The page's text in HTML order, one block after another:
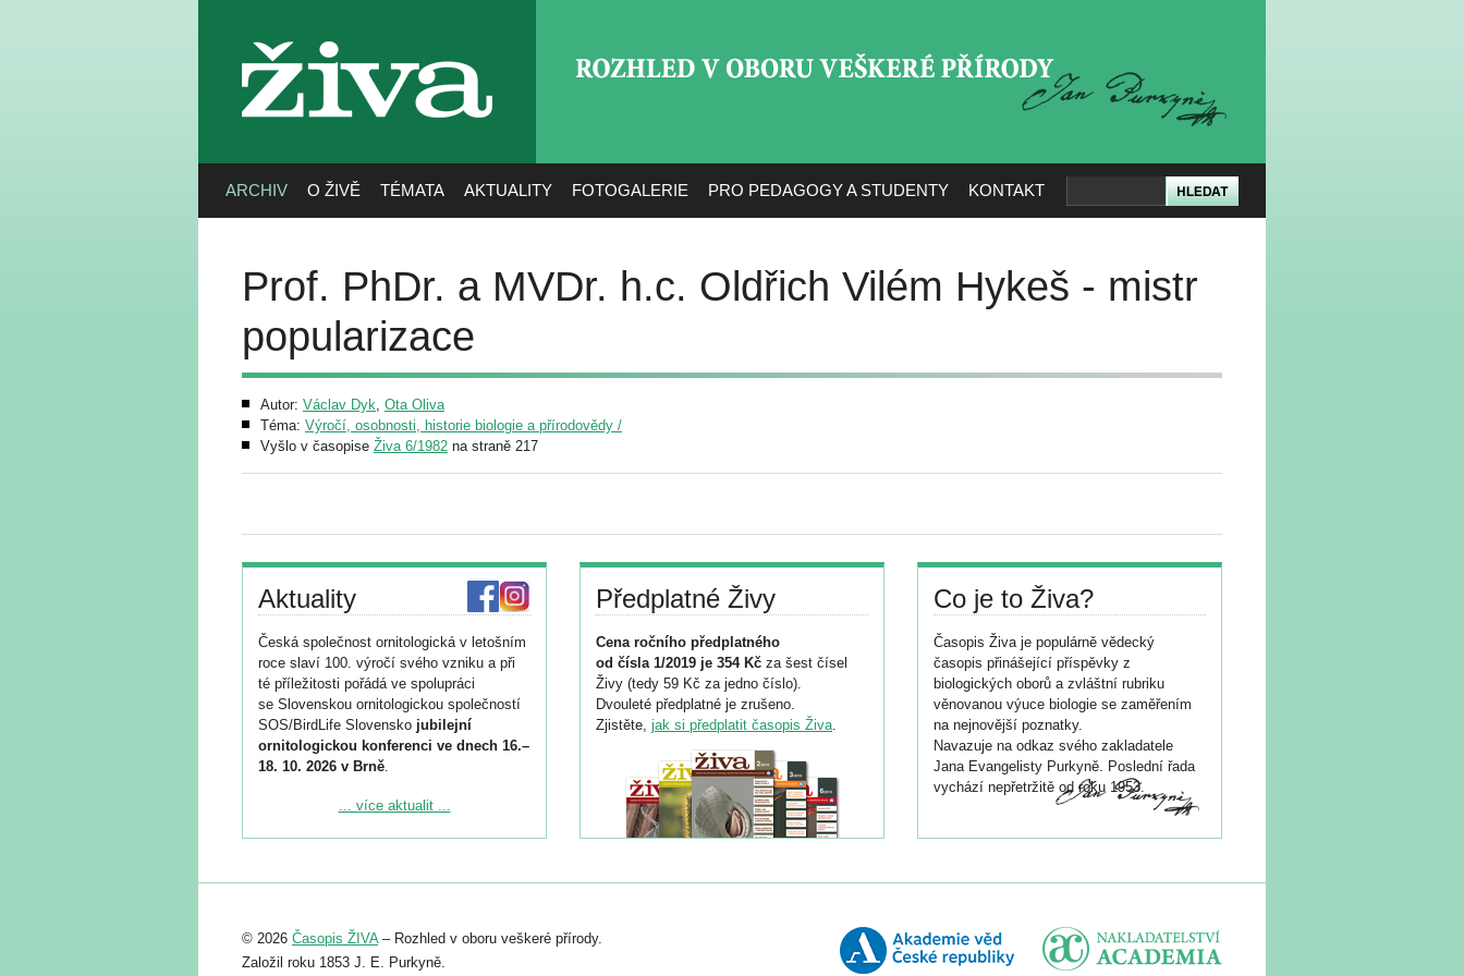
živa
ARCHIV O ŽIVĚ TÉMATA AKTUALITY FOTOGALERIE PRO PEDAGOGY A STUDENTY KONTAKT
Prof. PhDr. a MVDr. h.c. Oldřich Vilém Hykeš - mistr
popularizace
Autor: Václav Dyk, Ota Oliva
Téma: Výročí, osobnosti, historie biologie a přírodovědy /
Vyšlo v časopise Živa 6/1982 na straně 217
Aktuality
Česká společnost ornitologická v letošním
roce slaví 100. výročí svého vzniku a při
té příležitosti pořádá ve spolupráci
se Slovenskou ornitologickou společností
SOS/BirdLife Slovensko jubilejní
ornitologickou konferenci ve dnech 16.–
18. 10. 2026 v Brně.
Podrobnější informace ke konferenci
Registrovat se můžete do 6. září.
abstraktu přihlášené přednášky nebo
posteru je už 30. června.
... více aktualit ...
Předplatné Živy
Cena ročního předplatného
od čísla 1/2019 je 354 Kč za šest čísel
Živy (tedy 59 Kč za jedno číslo).
Dvouleté předplatné je zrušeno.
Zjistěte, jak si předplatit časopis Živa.
Co je to Živa?
Časopis Živa je populárně vědecký
časopis přinášející příspěvky z
biologických oborů a zvláštní rubriku
věnovanou výuce biologie se zaměřením
na nejnovější poznatky.
Navazuje na odkaz svého zakladatele
Jana Evangelisty Purkyně. Poslední řada
vychází nepřetržitě od roku 1953.
© 2026 Časopis ŽIVA– Rozhled v oboru veškeré přírody.
Založil roku 1853 J. E. Purkyně.